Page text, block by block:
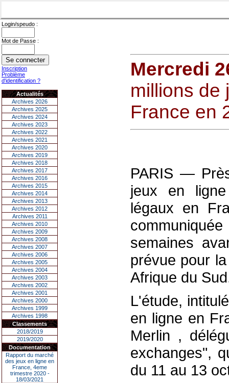
Login/speudo :
Mot de Passe :
Inscription
Problème
d'identification ?
Actualités
Archives 2026
Archives 2025
Archives 2024
Archives 2023
Archives 2022
Archives 2021
Archives 2020
Archives 2019
Archives 2018
Archives 2017
Archives 2016
Archives 2015
Archives 2014
Archives 2013
Archives 2012
Archives 2011
Archives 2010
Archives 2009
Archives 2008
Archives 2007
Archives 2006
Archives 2005
Archives 2004
Archives 2003
Archives 2002
Archives 2001
Archives 2000
Archives 1999
Archives 1998
Classements
2018/2019
2019/2020
Documentation
Rapport du marché
des jeux en ligne en
France, 4eme
trimestre 2020 -
18/03/2021
Mercredi
millions de
France en
PARIS —
jeux en
légaux en
semaines
prévue pour
Afrique du
L'étude,
en ligne en
Merlin ,
exchanges",
du 11 au 13